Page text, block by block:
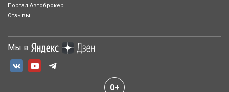
Портал Автоброкер
Отзывы
Мы в
0+